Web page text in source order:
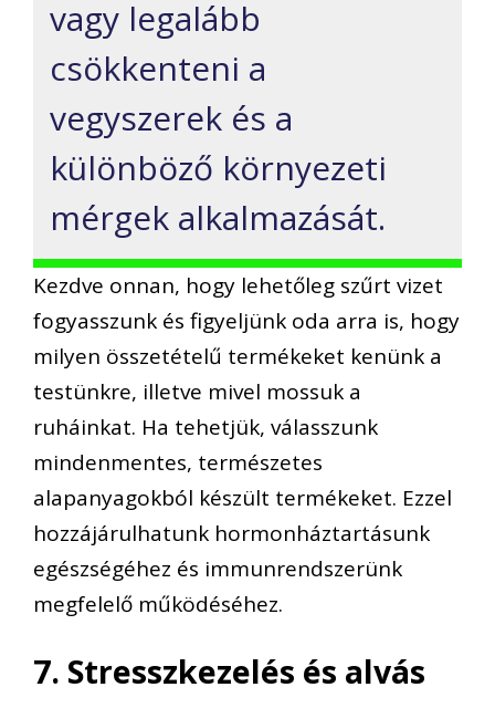
vagy legalább
csökkenteni a
vegyszerek és a
különböző környezeti
mérgek alkalmazását.
Kezdve onnan, hogy lehetőleg szűrt vizet
fogyasszunk és figyeljünk oda arra is, hogy
milyen összetételű termékeket kenünk a
testünkre, illetve mivel mossuk a
ruháinkat. Ha tehetjük, válasszunk
mindenmentes, természetes
alapanyagokból készült termékeket. Ezzel
hozzájárulhatunk hormonháztartásunk
egészségéhez és immunrendszerünk
megfelelő működéséhez.
7. Stresszkezelés és alvás